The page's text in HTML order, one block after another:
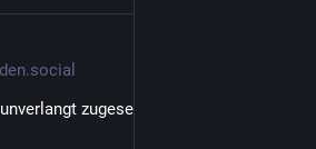
zugesendet) no. 050